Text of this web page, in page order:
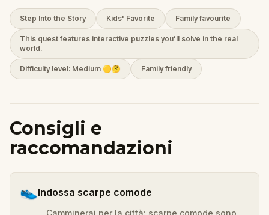
Step Into the Story Kids' Favorite Family favourite
This quest features interactive puzzles you’ll solve in the real
world.
Difficulty level: Medium 🟡🤔 Family friendly
Consigli e
raccomandazioni
👟Indossa scarpe comode
Camminerai per la città: scarpe comode sono